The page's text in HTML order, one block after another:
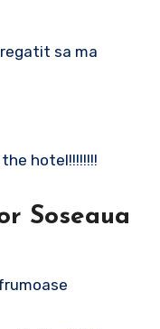
sa ma
hotel!!!!!!!!
Soseaua